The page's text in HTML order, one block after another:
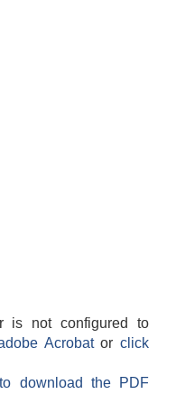
is not configured to
Acrobatorclick
download the PDF